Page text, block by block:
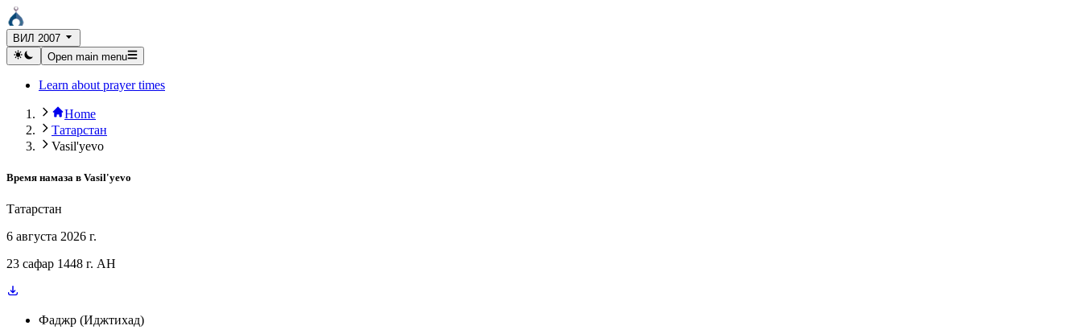
ВИЛ 2007
Open main menu
Learn about prayer times
Home
Татарстан
Vasil'yevo
Время намаза в Vasil'yevo
Татарстан
6 августа 2026 г.
23 сафар 1448 г. AH
Фаджр (Иджтихад)